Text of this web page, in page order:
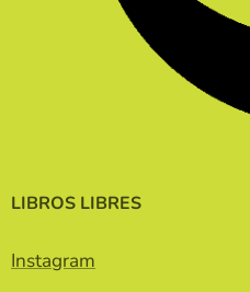
LIBROS LIBRES
Instagram